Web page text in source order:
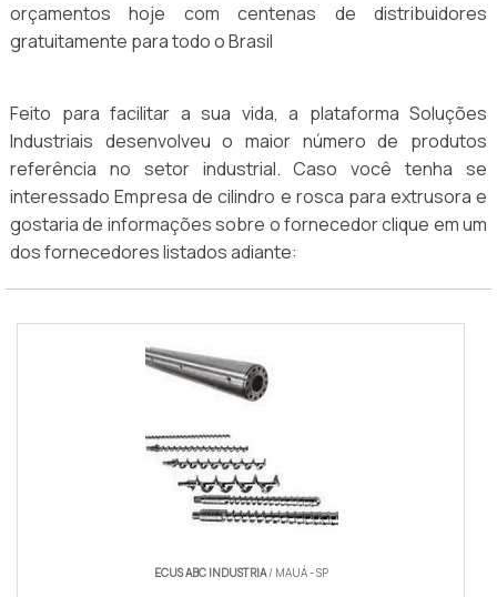
orçamentos hoje com centenas de distribuidores
gratuitamente para todo o Brasil
Feito para facilitar a sua vida, a plataforma Soluções
Industriais desenvolveu o maior número de produtos
referência no setor industrial. Caso você tenha se
interessado Empresa de cilindro e rosca para extrusora e
gostaria de informações sobre o fornecedor clique em um
dos fornecedores listados adiante:
ECUS ABC INDUSTRIA/ MAUÁ - SP